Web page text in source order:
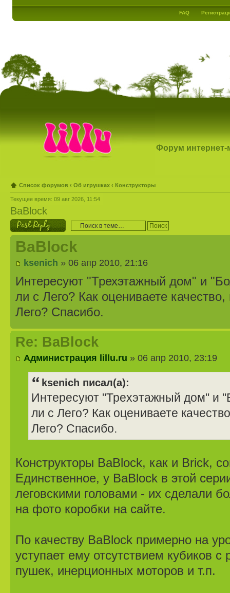
FAQ
Форум интернет-
Список форумов ‹ Об игрушках ‹ Конструкторы
Текущее время: 09 авг 2026, 11:54
BaBlock
Ответить
BaBlock
ksenich » 06 апр 2010, 21:16
Интересуют "Трехэтажный дом" и
ли с Лего? Как оцениваете
Лего? Спасибо.
Re: BaBlock
Администрация lillu.ru » 06 апр 2010, 23:19
ksenich писал(а):
Интересуют "Трехэтажный дом" и
ли с Лего? Как оцениваете
Лего? Спасибо.
Конструкторы BaBlock, как и Brick,
Единственное, у BaBlock в этой
леговскими головами - их сделали
на фото коробки на сайте.
По качеству BaBlock примерно на
уступает ему отсутствием кубиков
пушек, инерционных моторов и т.п.